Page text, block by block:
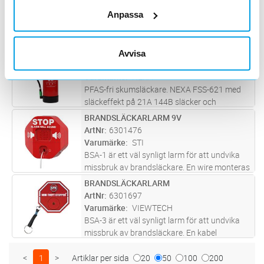
Anpassa
Avvisa
Varumärke NEXA
lägenheten, sommarstugan, husvagnen,
husbilen, båten etc. Effektivitetsklass 43A
kemikaliskt pulver. Kontrollera regelb...läs mer
Lägg i kundvagn
BRANDSLÄCKARE 6L SKUM 21A 144B
Varumärke NEXA
PFAS-fri skumsläckare. NEXA FSS-621 med
släckeffekt på 21A 144B släcker och
bekämpar bränder i både fibrösa material
som trä, tyg och papper (klass A) samt
brännbara vätskor som bensin och olja
(klas ...läs mer
ST Lägg i kundvagn
BRANDSLÄCKARLARM 9V
ArtNr 6301476
Varumärke
STI
BSA-1 är ett väl synligt larm för att undvika
missbruk av brandsläckare. En wire monteras
i ena änden på släckaren och andra änden
sätts i brandsläckarlarmet. Om wiren dras ur
larmet ljuder detta kra...läs mer
ST Lägg i kundvagn
BRANDSLÄCKARLARM
ArtNr 6301697
Varumärke
VIEWTECH
BSA-3 är ett väl synligt larm för att undvika
missbruk av brandsläckare. En kabel
änden sätts i brandsläckarlarmet. Om kabeln
< 1 > Artiklar per sida 20 50 100 200